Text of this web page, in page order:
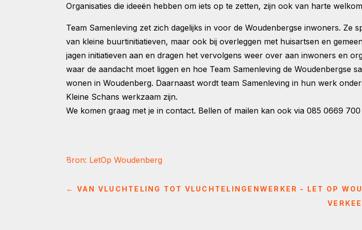
Organisaties die ideeën hebben om iets op te zetten, zijn ook van harte
Team Samenleving zet zich dagelijks in voor de Woudenbergse inwoners. Ze
van kleine buurtinitiatieven, maar ook bij overleggen met huisartsen en
jagen initiatieven aan en dragen het vervolgens weer over aan inwoners en
waar de aandacht moet liggen en hoe Team Samenleving de Woudenbergse
wonen in Woudenberg. Daarnaast wordt team Samenleving in hun werk
Kleine Schans werkzaam zijn.
We komen graag met je in contact. Bellen of mailen kan ook via 085 0669
Bron: LetOp Woudenberg
← VAN VLUCHTELING TOT VLUCHTELINGENWERKER - LET OP